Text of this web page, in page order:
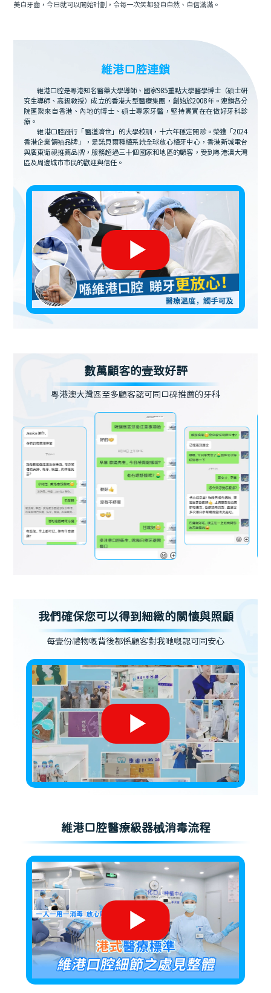
美白牙齒，今日就可以開始計劃，令每一次笑都發自自然、自信滿滿。
維港口腔連鎖
維港口腔是粵港知名醫藥大學導師、國家985重點大學醫學博士（碩士研
究生導師、高級教授）成立的香港大型醫療集團，創始於2008年。連鎖各分
院匯聚來自香港、內地的博士、碩士專家牙醫，堅持實實在在做好牙科診
療。
維港口腔踐行「醫道濟世」的大學校訓，十六年穩定開診。榮獲「2024
香港企業領袖品牌」，是諾貝爾種植系統全球放心植牙中心，香港新城電台
與廣東衛視推薦品牌，服務超過三十個國家和地區的顧客，受到粵港澳大灣
區及周邊城市市民的歡迎與信任。
數萬顧客的壹致好評
粵港澳大灣區至多顧客認可同口碑推薦的牙科
我們確保您可以得到細緻的關懷與照顧
每壹份禮物嘅背後都係顧客對我哋嘅認可同安心
維港口腔醫療級器械消毒流程